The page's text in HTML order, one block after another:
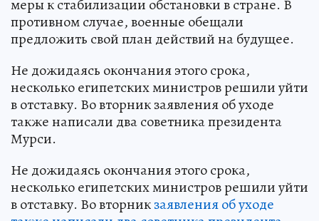
меры к стабилизации обстановки в стране. В
противном случае, военные обещали
предложить свой план действий на будущее.
Не дожидаясь окончания этого срока,
несколько египетских министров решили уйти
в отставку. Во вторник заявления об уходе
также написали два советника президента
Мурси.
Не дожидаясь окончания этого срока,
несколько египетских министров решили уйти
в отставку. Во вторникзаявления об уходе